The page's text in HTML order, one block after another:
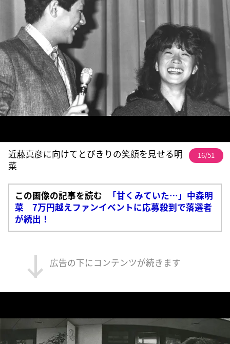
近藤真彦に向けてとびきりの笑顔を見せる明
菜
16/51
この画像の記事を読む
「甘くみていた…」中森明
菜 7万円越えファンイベントに応募殺到で落選者
が続出！
広告の下にコンテンツが続きます